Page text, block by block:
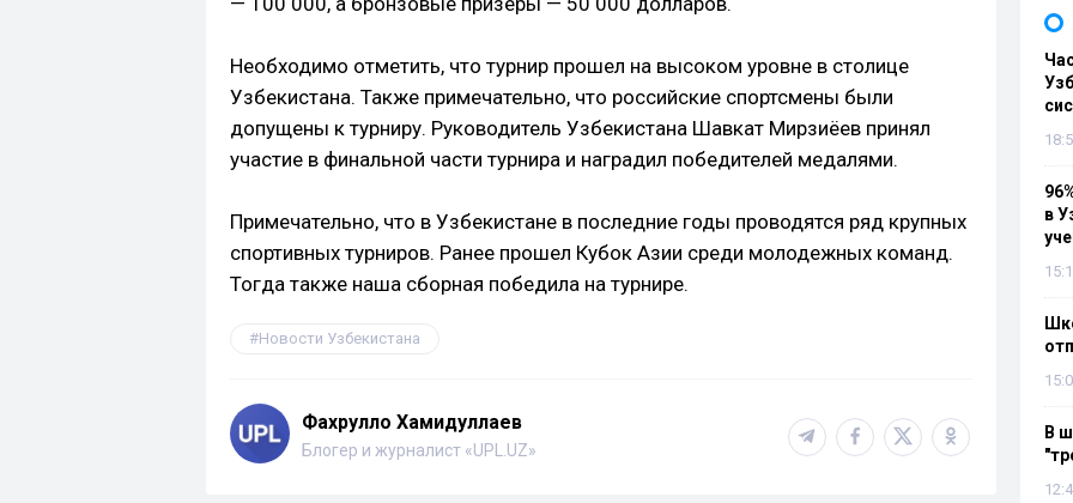
Необходимо отметить, что турнир прошел на высоком уровне в столице
Узбекистана. Также примечательно, что российские спортсмены были
допущены к турниру. Руководитель Узбекистана Шавкат Мирзиёев принял
участие в финальной части турнира и наградил победителей медалями.
Примечательно, что в Узбекистане в последние годы проводятся ряд крупных
спортивных турниров. Ранее прошел Кубок Азии среди молодежных команд.
Тогда также наша сборная победила на турнире.
Новости Узбекистана
Фахрулло Хамидуллаев
Блогер и журналист «UPL.UZ»
в
В